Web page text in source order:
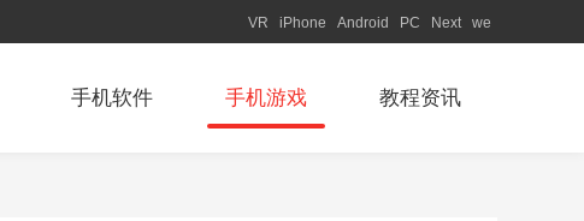
VR iPhone Android PC Next we
手机软件 手机游戏 教程资讯